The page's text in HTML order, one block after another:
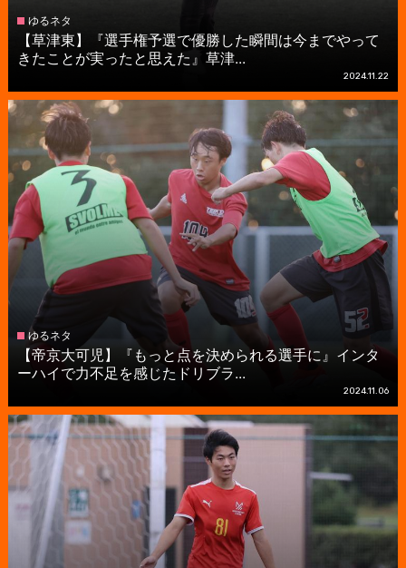
ゆるネタ
【草津東】『選手権予選で優勝した瞬間は今までやって
きたことが実ったと思えた』草津...
2024.11.22
ゆるネタ
【帝京大可児】『もっと点を決められる選手に』インタ
ーハイで力不足を感じたドリブラ...
2024.11.06